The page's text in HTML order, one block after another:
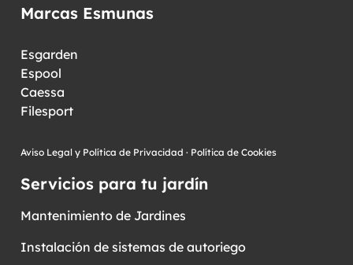
Marcas Esmunas
Esgarden
Espool
Caessa
Filesport
Aviso Legal y Política de Privacidad · Política de Cookies
Servicios para tu jardín
Mantenimiento de Jardines
Instalación de sistemas de autoriego